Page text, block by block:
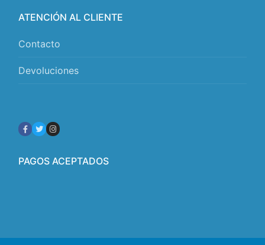
ATENCIÓN AL CLIENTE
Contacto
Devoluciones
PAGOS ACEPTADOS